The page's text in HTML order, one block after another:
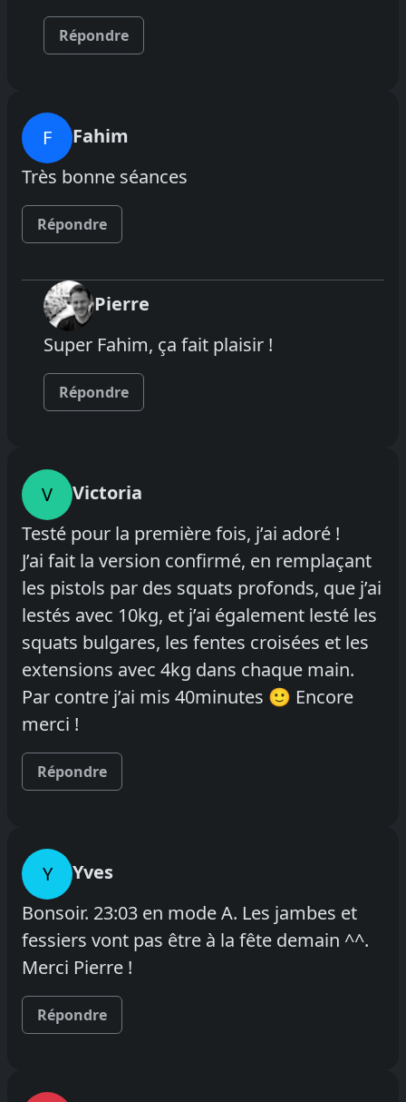
Répondre
F
Fahim
Très bonne séances
Répondre
Pierre
Super Fahim, ça fait plaisir !
Répondre
V
Victoria
Testé pour la première fois, j’ai adoré !
J’ai fait la version confirmé, en remplaçant
les pistols par des squats profonds, que j’ai
lestés avec 10kg, et j’ai également lesté les
squats bulgares, les fentes croisées et les
extensions avec 4kg dans chaque main.
Par contre j’ai mis 40minutes 🙂 Encore
merci !
Répondre
Y
Yves
Bonsoir. 23:03 en mode A. Les jambes et
fessiers vont pas être à la fête demain ^^.
Merci Pierre !
Répondre